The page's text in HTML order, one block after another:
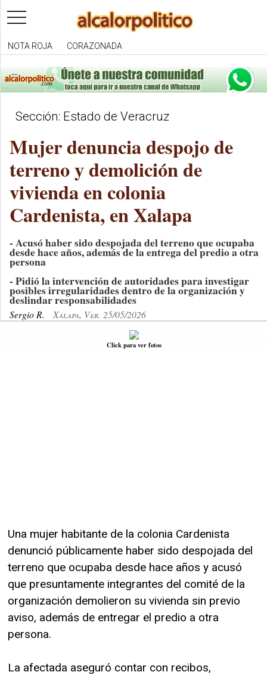
toggle
navigation
NOTA ROJA CORAZONADA
Sección: Estado de Veracruz
Mujer denuncia despojo de
terreno y demolición de
vivienda en colonia
Cardenista, en Xalapa
- Acusó haber sido despojada del terreno que ocupaba
desde hace años, además de la entrega del predio a otra
persona
- Pidió la intervención de autoridades para investigar
posibles irregularidades dentro de la organización y
deslindar responsabilidades
Sergio R. Xalapa, Ver. 25/05/2026
Click para ver fotos
Una mujer habitante de la colonia Cardenista
denunció públicamente haber sido despojada del
terreno que ocupaba desde hace años y acusó
que presuntamente integrantes del comité de la
organización demolieron su vivienda sin previo
aviso, además de entregar el predio a otra
persona.
La afectada aseguró contar con recibos,